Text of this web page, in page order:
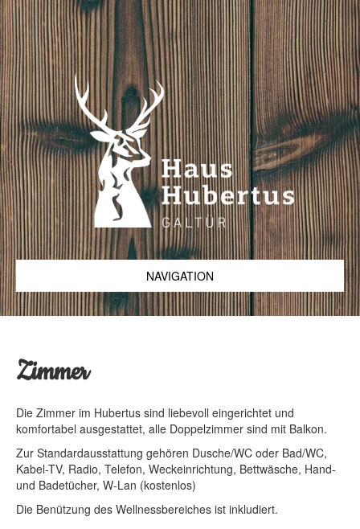
NAVIGATION
WOHNUNG GORFENSPITZE
WOHNUNG DREILÄNDER
WOHNUNG TRISANNA
Zimmer
Die Zimmer im Hubertus sind liebevoll eingerichtet und
komfortabel ausgestattet, alle Doppelzimmer sind mit Balkon.
Zur Standardausstattung gehören Dusche/WC oder Bad/WC,
Kabel-TV, Radio, Telefon, Weckeinrichtung, Bettwäsche, Hand-
und Badetücher, W-Lan (kostenlos)
Die Benützung des Wellnessbereiches ist inkludiert.